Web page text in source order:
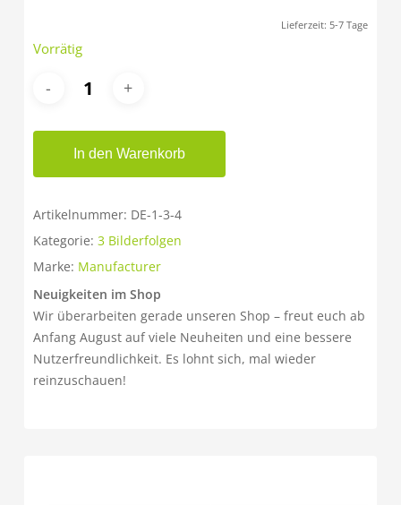
Lieferzeit: 5-7 Tage
Vorrätig
In den Warenkorb
Artikelnummer: DE-1-3-4
Kategorie: 3 Bilderfolgen
Marke: Manufacturer
Neuigkeiten im Shop
Wir überarbeiten gerade unseren Shop – freut euch ab
Anfang August auf viele Neuheiten und eine bessere
Nutzerfreundlichkeit. Es lohnt sich, mal wieder
reinzuschauen!